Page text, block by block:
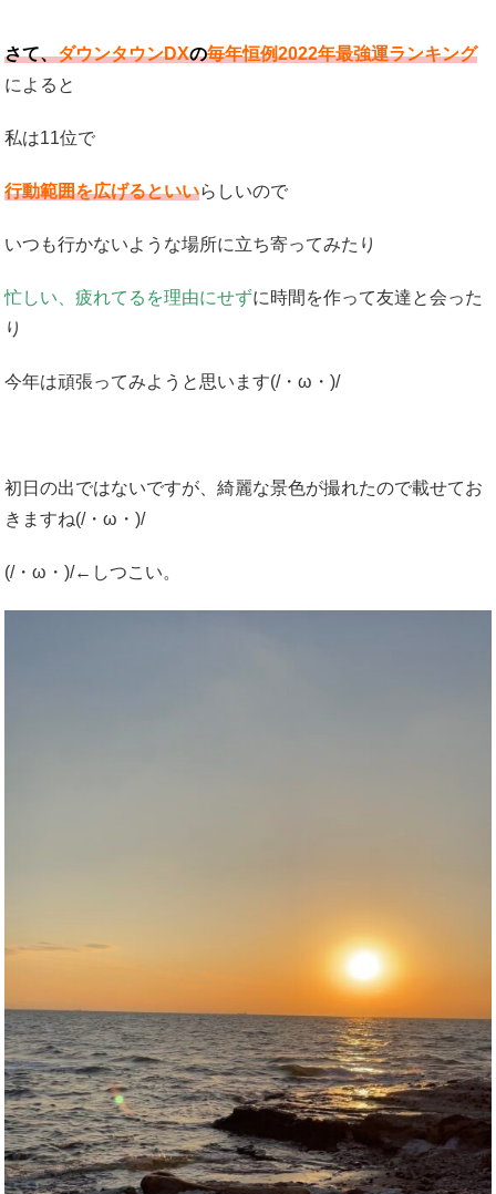
さて、ダウンタウンDXの毎年恒例2022年最強運ランキング
によると
私は11位で
行動範囲を広げるといいらしいので
いつも行かないような場所に立ち寄ってみたり
忙しい、疲れてるを理由にせずに時間を作って友達と会った
り
今年は頑張ってみようと思います(/・ω・)/
初日の出ではないですが、綺麗な景色が撮れたので載せてお
きますね(/・ω・)/
(/・ω・)/←しつこい。